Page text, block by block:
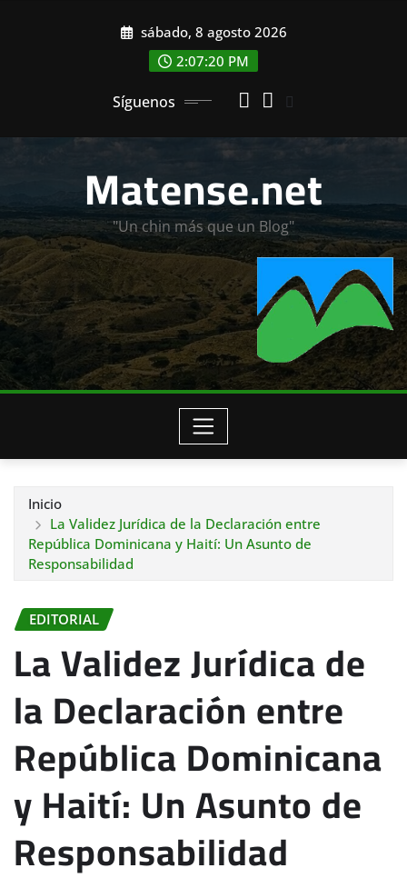
sábado, 8 agosto 2026
2:07:22 PM
Síguenos
Matense.net
"Un chin más que un Blog"
Inicio
La Validez Jurídica de la Declaración entre
República Dominicana y Haití: Un Asunto de
Responsabilidad
EDITORIAL
La Validez Jurídica de
la Declaración entre
República Dominicana
y Haití: Un Asunto de
Responsabilidad